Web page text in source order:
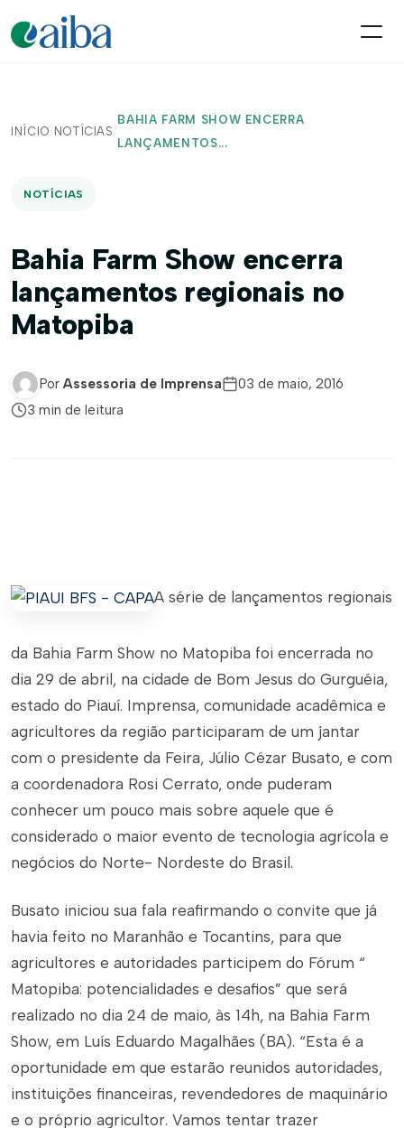
INÍCIO/ NOTÍCIAS /
BAHIA FARM SHOW ENCERRA
LANÇAMENTOS...
NOTÍCIAS
Bahia Farm Show encerra
lançamentos regionais no
Matopiba
Por Assessoria de Imprensa
03 de maio, 2016
3 min de leitura
A série de lançamentos regionais
da Bahia Farm Show no Matopiba foi encerrada no
dia 29 de abril, na cidade de Bom Jesus do Gurguéia,
estado do Piauí. Imprensa, comunidade acadêmica e
agricultores da região participaram de um jantar
com o presidente da Feira, Júlio Cézar Busato, e com
a coordenadora Rosi Cerrato, onde puderam
conhecer um pouco mais sobre aquele que é
considerado o maior evento de tecnologia agrícola e
negócios do Norte- Nordeste do Brasil.
Busato iniciou sua fala reafirmando o convite que já
havia feito no Maranhão e Tocantins, para que
agricultores e autoridades participem do Fórum “
Matopiba: potencialidades e desafios” que será
realizado no dia 24 de maio, às 14h, na Bahia Farm
Show, em Luís Eduardo Magalhães (BA). “Esta é a
oportunidade em que estarão reunidos autoridades,
instituições financeiras, revendedores de maquinário
e o próprio agricultor. Vamos tentar trazer